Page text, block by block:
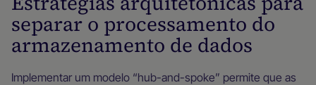
separar o processamento do
armazenamento de dados
Implementar um modelo “hub-and-spoke” permite que as